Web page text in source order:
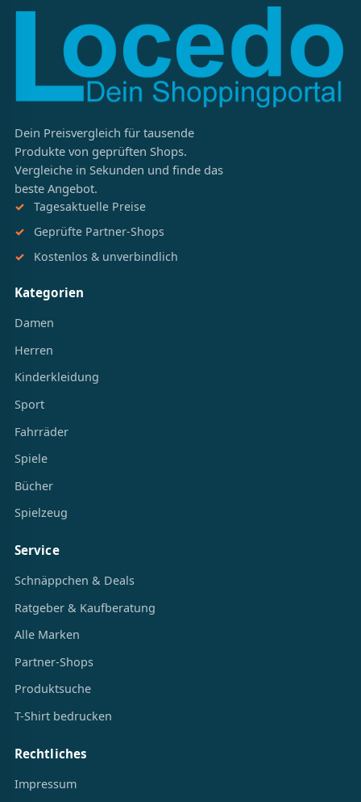
Dein Preisvergleich für tausende
Produkte von geprüften Shops.
Vergleiche in Sekunden und finde das
beste Angebot.
Tagesaktuelle Preise
Geprüfte Partner-Shops
Kostenlos & unverbindlich
Kategorien
Damen
Herren
Kinderkleidung
Sport
Fahrräder
Spiele
Bücher
Spielzeug
Service
Schnäppchen & Deals
Ratgeber & Kaufberatung
Alle Marken
Partner-Shops
Produktsuche
T-Shirt bedrucken
Rechtliches
Impressum